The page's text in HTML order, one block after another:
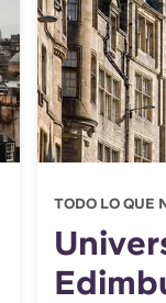
TODO LO QUE